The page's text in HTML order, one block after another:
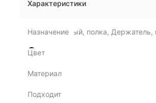
Характеристики
Назначение
универсальный, полка, Держатель,
Цвет
Материал
Металл
Подходит
Хранение